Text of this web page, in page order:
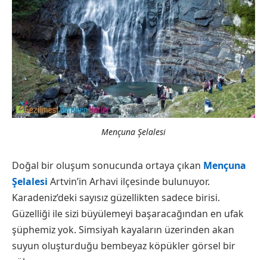
Mençuna Şelalesi
Doğal bir oluşum sonucunda ortaya çıkan Mençuna
Şelalesi Artvin’in Arhavi ilçesinde bulunuyor.
Karadeniz’deki sayısız güzellikten sadece birisi.
Güzelliği ile sizi büyülemeyi başaracağından en ufak
şüphemiz yok. Simsiyah kayaların üzerinden akan
suyun oluşturduğu bembeyaz köpükler görsel bir